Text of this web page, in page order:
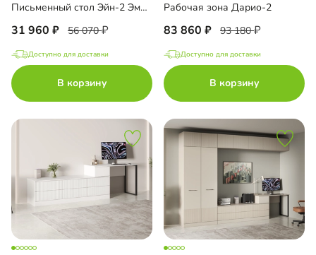
Письменный стол Эйн-2 Эмаль
31 960 56 070
Доступно для доставки
В корзину
Рабочая зона Дарио-2
83 860 93 180
Доступно для доставки
В корзину